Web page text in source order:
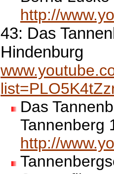
http://
43: Das
Hindenburg
Das
Tannenberg
http://